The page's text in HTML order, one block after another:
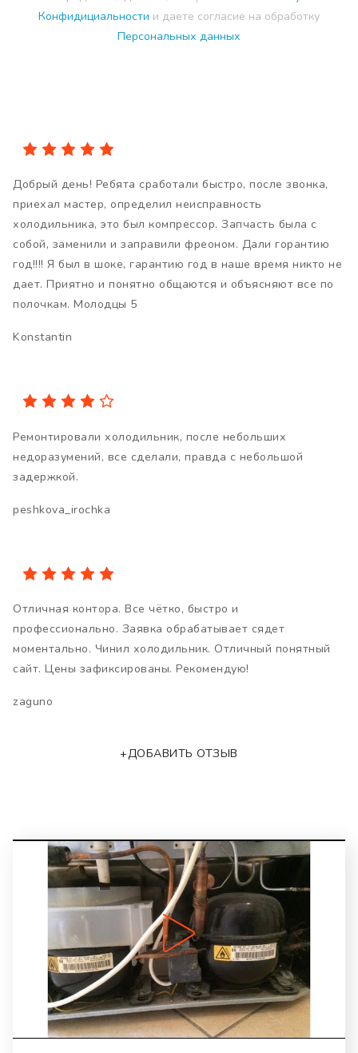
Конфидициальности и даете согласие на обработку
Персональных данных
Добрый день! Ребята сработали быстро, после звонка,
приехал мастер, определил неисправность
холодильника, это был компрессор. Запчасть была с
собой, заменили и заправили фреоном. Дали горантию
год!!!! Я был в шоке, гарантию год в наше время никто не
дает. Приятно и понятно общаются и объясняют все по
полочкам. Молодцы 5
Konstantin
Ремонтировали холодильник, после небольших
недоразумений, все сделали, правда с небольшой
задержкой.
peshkova_irochka
Отличная контора. Все чётко, быстро и
профессионально. Заявка обрабатывает сядет
моментально. Чинил холодильник. Отличный понятный
сайт. Цены зафиксированы. Рекомендую!
zaguno
+ДОБАВИТЬ ОТЗЫВ